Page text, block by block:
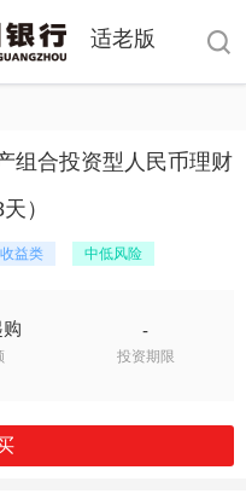
适老版
组合投资型人民币理财
）
益类 中低风险
-
投资期限